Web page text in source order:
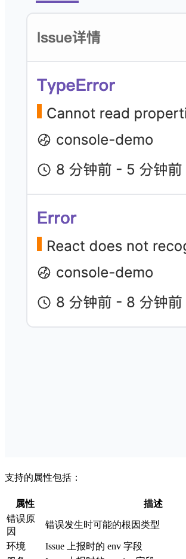
支持的属性包括：
属性
描述
错误原
因
错误发生时可能的根因类型
环境
Issue 上报时的 env 字段